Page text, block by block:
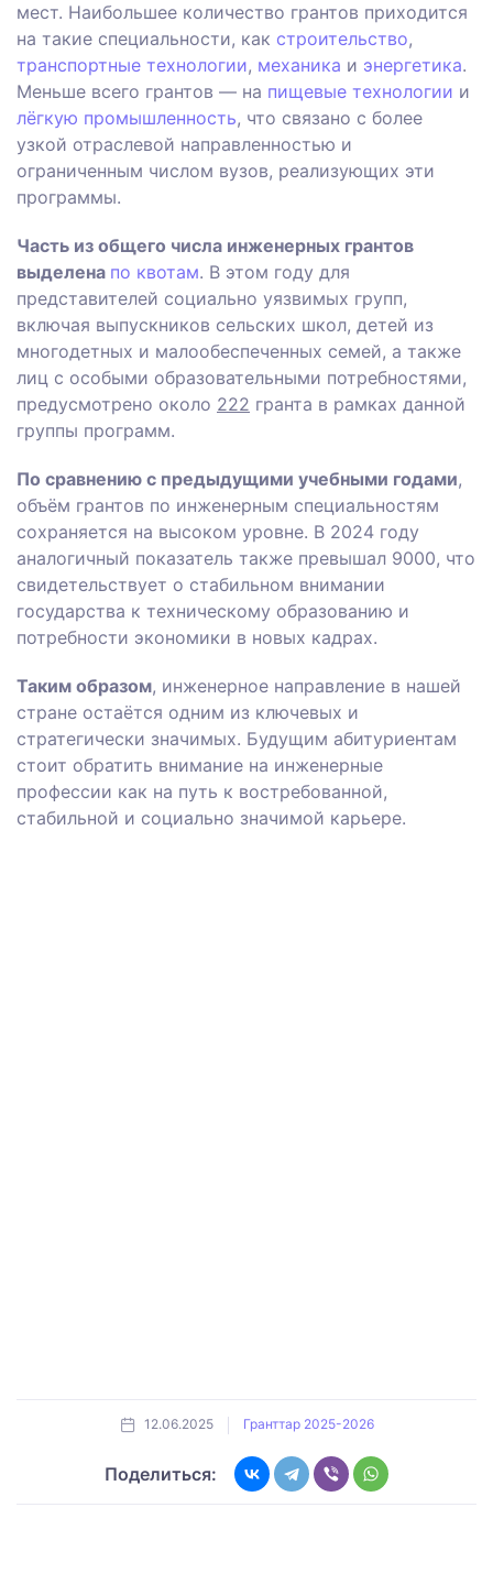
мест. Наибольшее количество грантов приходится
на такие специальности, как строительство,
транспортные технологии, механика и энергетика.
Меньше всего грантов — на пищевые технологии и
лёгкую промышленность, что связано с более
узкой отраслевой направленностью и
ограниченным числом вузов, реализующих эти
программы.
Часть из общего числа инженерных грантов
выделена по квотам. В этом году для
представителей социально уязвимых групп,
включая выпускников сельских школ, детей из
многодетных и малообеспеченных семей, а также
лиц с особыми образовательными потребностями,
предусмотрено около 222 гранта в рамках данной
группы программ.
По сравнению с предыдущими учебными годами,
объём грантов по инженерным специальностям
сохраняется на высоком уровне. В 2024 году
аналогичный показатель также превышал 9000, что
свидетельствует о стабильном внимании
государства к техническому образованию и
потребности экономики в новых кадрах.
Таким образом, инженерное направление в нашей
стране остаётся одним из ключевых и
стратегически значимых. Будущим абитуриентам
стоит обратить внимание на инженерные
профессии как на путь к востребованной,
стабильной и социально значимой карьере.
12.06.2025 Гранттар 2025-2026
Поделиться: